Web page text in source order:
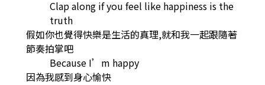
Clap along if you feel like happiness is the
truth
假如你也覺得快樂是生活的真理,就和我一起跟隨著
節奏拍掌吧
Because I’m happy
因為我感到身心愉快